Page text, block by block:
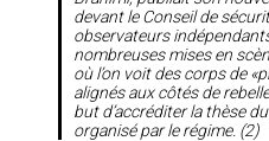
devant le Conseil de
observateurs
nombreuses mises en
où l’on voit des corps de
alignés aux côtés de
but d’accréditer la thèse
organisé par le régime. (2)